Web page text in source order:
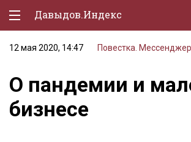
Давыдов.Индекс
Политическая жизнь
Экономика
Природа
12 мая 2020, 14:47 Повестка.
О пандемии и
бизнесе